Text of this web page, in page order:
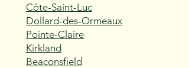
Côte-Saint-Luc
Dollard-des-Ormeaux
Pointe-Claire
Kirkland
Beaconsfield